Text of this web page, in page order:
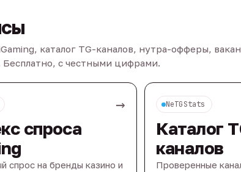
каталог TG-каналов, нутра-офферы,
Бесплатно, с честными цифрами.
→
спроса
спрос на бренды казино и
NeTGStats
Каталог
каналов
Проверенные